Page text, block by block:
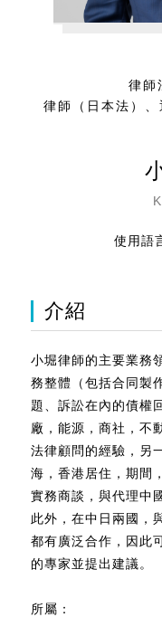
律師
律師（日本法）
使用語
介紹
小堀律師的主要業務
務整體（包括合同製
題、訴訟在內的債權
廠，能源，商社，不
法律顧問的經驗，另
海，香港居住，期間
實務商談，與代理中
此外，在中日兩國，
都有廣泛合作，因此
的專家並提出建議。
所屬：